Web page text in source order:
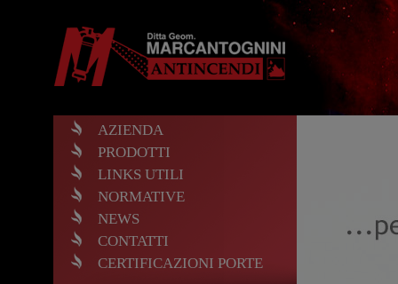
AZIENDA
PRODOTTI
LINKS UTILI
NORMATIVE
NEWS
CONTATTI
CERTIFICAZIONI PORTE